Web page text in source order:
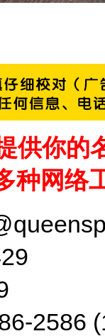
供你的
种网络
2586